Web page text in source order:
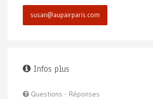
susan@aupairparis.com
Infos plus
Questions - Réponses